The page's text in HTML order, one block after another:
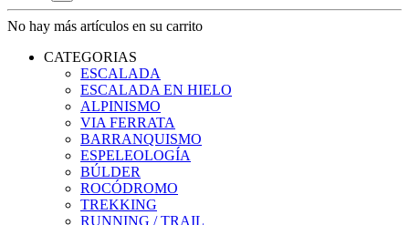
No hay más artículos en su carrito
CATEGORIAS
ESCALADA
ESCALADA EN HIELO
ALPINISMO
VIA FERRATA
BARRANQUISMO
ESPELEOLOGÍA
BÚLDER
ROCÓDROMO
TREKKING
RUNNING / TRAIL